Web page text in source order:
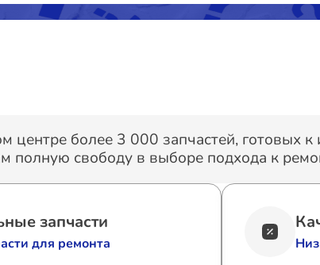
центре более 3 000 запчастей, готовых
полную свободу в выборе подхода к
запчасти
для ремонта